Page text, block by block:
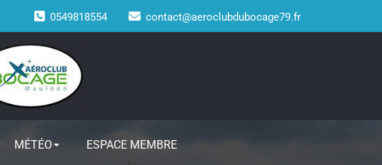
0549818554 contact@aeroclubdubocage79.fr
MÉTÉO ESPACE MEMBRE